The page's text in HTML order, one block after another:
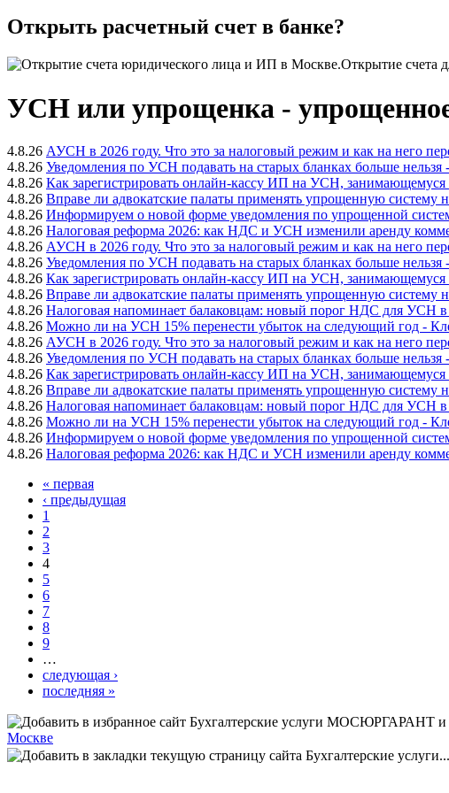
Открыть расчетный счет в банке?
Открытие счета
УСН или упрощенка -
4.8.26 АУСН в 2026 году. Что это за налоговый режим и как на него
4.8.26 Уведомления по УСН подавать на старых бланках больше нельзя
4.8.26 Как зарегистрировать онлайн-кассу ИП на УСН,
4.8.26 Вправе ли адвокатские палаты применять упрощенную систему
4.8.26 Информируем о новой форме уведомления по упрощенной
4.8.26 Налоговая реформа 2026: как НДС и УСН изменили аренду
4.8.26 АУСН в 2026 году. Что это за налоговый режим и как на него
4.8.26 Уведомления по УСН подавать на старых бланках больше нельзя
4.8.26 Как зарегистрировать онлайн-кассу ИП на УСН,
4.8.26 Вправе ли адвокатские палаты применять упрощенную систему
4.8.26 Налоговая напоминает балаковцам: новый порог НДС для УСН в
4.8.26 Можно ли на УСН 15% перенести убыток на следующий год -
4.8.26 АУСН в 2026 году. Что это за налоговый режим и как на него
4.8.26 Уведомления по УСН подавать на старых бланках больше нельзя
4.8.26 Как зарегистрировать онлайн-кассу ИП на УСН,
4.8.26 Вправе ли адвокатские палаты применять упрощенную систему
4.8.26 Налоговая напоминает балаковцам: новый порог НДС для УСН в
4.8.26 Можно ли на УСН 15% перенести убыток на следующий год -
4.8.26 Информируем о новой форме уведомления по упрощенной
4.8.26 Налоговая реформа 2026: как НДС и УСН изменили аренду
« первая
‹ предыдущая
1
2
3
4
5
6
7
8
9
…
следующая ›
последняя »
Москве